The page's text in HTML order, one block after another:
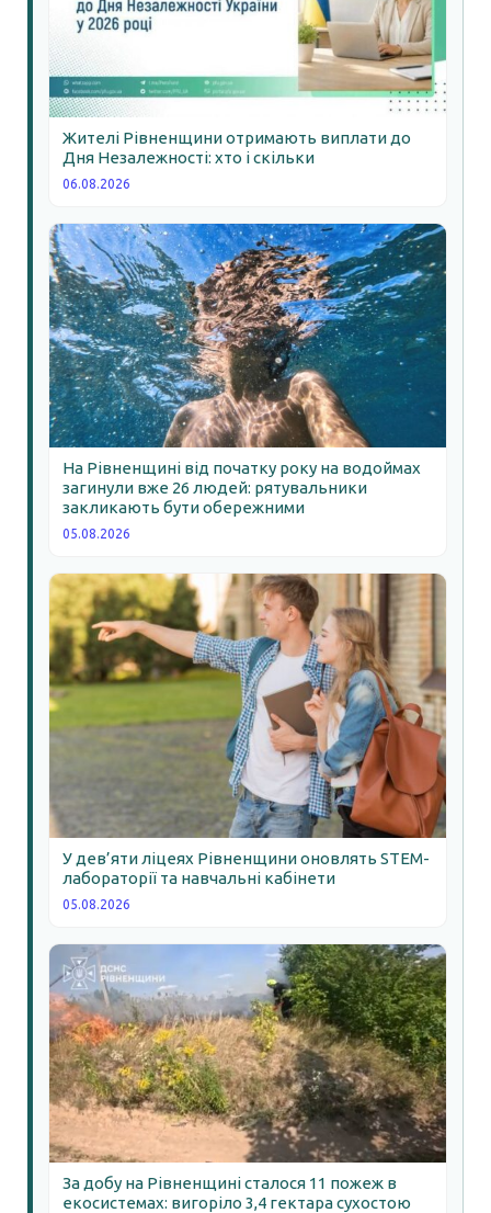
Жителі Рівненщини отримають виплати до
Дня Незалежності: хто і скільки
06.08.2026
На Рівненщині від початку року на водоймах
загинули вже 26 людей: рятувальники
закликають бути обережними
05.08.2026
У дев’яти ліцеях Рівненщини оновлять STEM-
лабораторії та навчальні кабінети
05.08.2026
За добу на Рівненщині сталося 11 пожеж в
екосистемах: вигоріло 3,4 гектара сухостою